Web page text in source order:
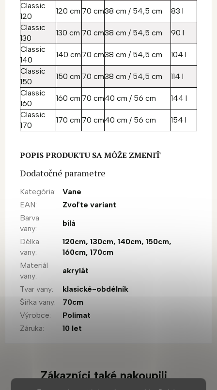
Classic
120
120 cm 70 cm38 cm / 54,5 cm
83 l
Classic
130
130 cm 70 cm38 cm / 54,5 cm
90 l
Classic
140
140 cm 70 cm38 cm / 54,5 cm
104 l
Classic
150
150 cm 70 cm38 cm / 54,5 cm
114 l
Classic
160
160 cm 70 cm40 cm / 56 cm
144 l
Classic
170
170 cm 70 cm40 cm / 56 cm 154 l
POPIS PRODUKTU SA MÔŽE ZMENIŤ
Dodatočné parametre
Kategória:
Vane
EAN:
Zvoľte variant
Barva
vany:
bílá
Délka
vany:
120cm, 130cm, 140cm, 150cm,
160cm, 170cm
Materiál
vany:
akrylát
Tvar vany:
klasické-obdélník
Šířka vany:
70cm
Výrobce:
Polimat
Záruka: 10 let
Zákazníci také nakoupili